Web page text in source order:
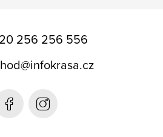
256 256 556
@infokrasa.cz